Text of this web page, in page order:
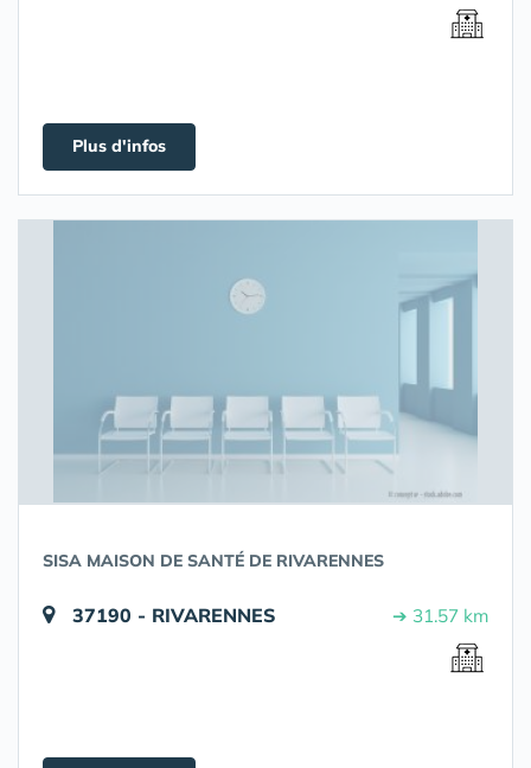
Plus d'infos
SISA MAISON DE SANTÉ DE RIVARENNES
37190 - RIVARENNES ➔ 31.57 km